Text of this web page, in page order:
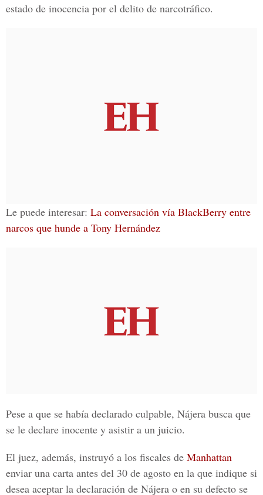
estado de inocencia por el delito de narcotráfico.
Le puede interesar: La conversación vía BlackBerry entre
narcos que hunde a Tony Hernández
Pese a que se había declarado culpable, Nájera busca que
se le declare inocente y asistir a un juicio.
El juez, además, instruyó a los fiscales de Manhattan
enviar una carta antes del 30 de agosto en la que indique si
desea aceptar la declaración de Nájera o en su defecto se